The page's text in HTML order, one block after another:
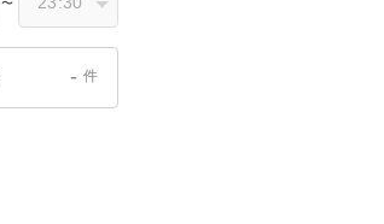
- 件